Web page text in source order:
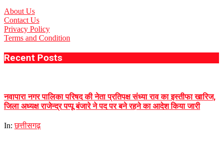
About Us
Contact Us
Privacy Policy
Terms and Condition
Recent Posts
नवापारा नगर पालिका परिषद की नेता प्रतिपक्ष संध्या राव का इस्तीफा खारिज,
जिला अध्यक्ष राजेन्द्र पप्पू बंजारे ने पद पर बने रहने का आदेश किया जारी
In: छत्तीसगढ़